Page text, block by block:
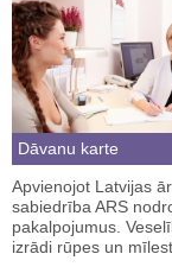
Dāvanu karte
Apvienojot Latvijas
sabiedrība ARS
pakalpojumus.
izrādi rūpes un